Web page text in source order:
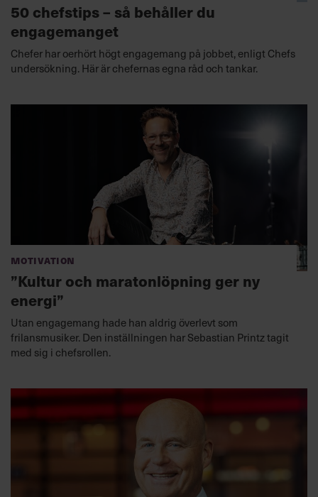
50 chefstips – så behåller du
engagemanget
Chefer har oerhört högt engagemang på jobbet, enligt Chefs
undersökning. Här är chefernas egna råd och tankar.
Motivation
”Kultur och maratonlöpning ger ny
energi”
Utan engagemang hade han aldrig överlevt som
frilansmusiker. Den inställningen har Sebastian Printz tagit
med sig i chefsrollen.